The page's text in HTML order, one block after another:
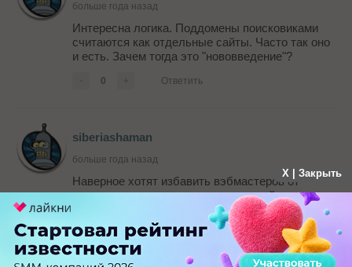
больше года назад
Интересна логика. Поддомены поисковиками
считаются как отдельные сайты. Часто так оно
и есть. Зачем тогда это "нововведение"?
0 Ответить
siberiashaman
больше года назад
Наверное хотят избавить вэбмастеров от
раскрутки поддомена, если основной домен
уже популярен. Удобно должно быть для
владельцев порталов, которые захотят завести
интернет-магазин на поддомене.
0 + Ответить
X | Закрыть